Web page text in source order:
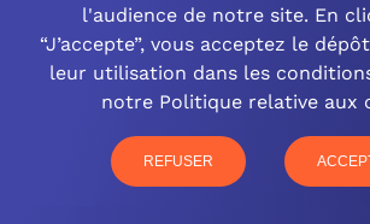
l'audience de notre site. En
“J’accepte”, vous acceptez le
leur utilisation dans les
notre Politique relative aux
REFUSER